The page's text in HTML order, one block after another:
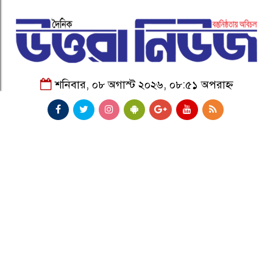
শনিবার, ০৮ অগাস্ট ২০২৬, ০৮:৫১ অপরাহ্ন